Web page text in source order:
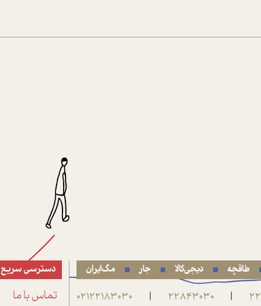
طاقچه دیجی‌کالا جار مگ‌ایران
|
22843030
|
02122183030
دسترسی سریع
تماس با ما